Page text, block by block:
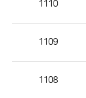
론
1110
1109
1108